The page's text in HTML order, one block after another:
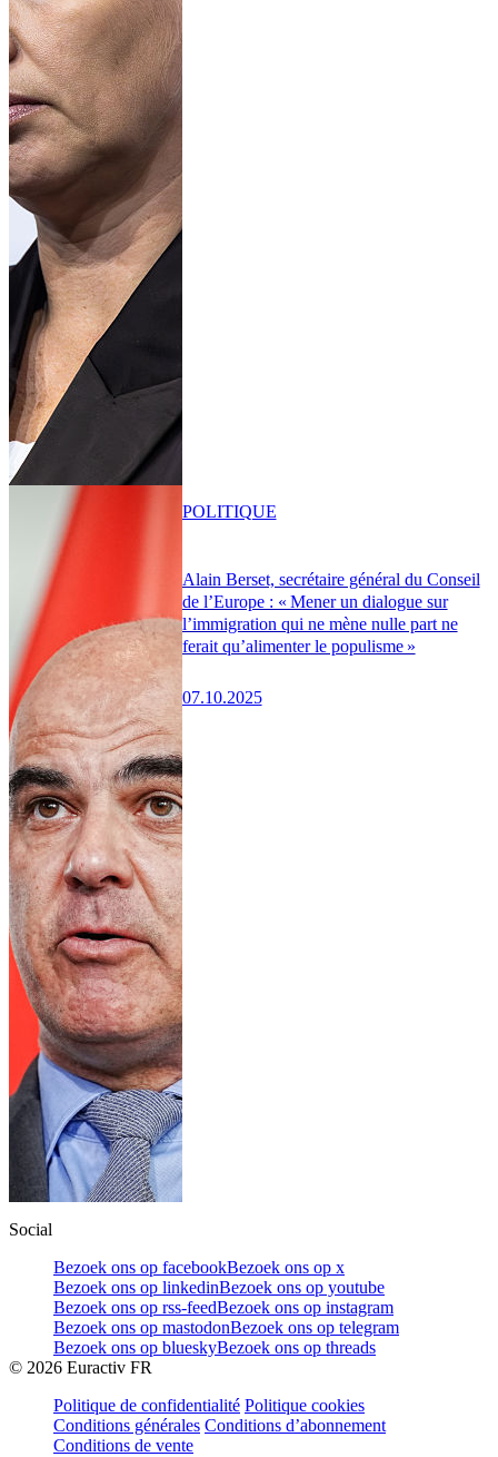
Alain Berset, secrétaire général du Conseil
de l’Europe : « Mener un dialogue sur
l’immigration qui ne mène nulle part ne
ferait qu’alimenter le populisme »
07.10.2025
POLITIQUE
Social
Bezoek ons op facebookBezoek ons op x
Bezoek ons op linkedinBezoek ons op youtube
Bezoek ons op rss-feedBezoek ons op instagram
Bezoek ons op mastodonBezoek ons op telegram
Bezoek ons op blueskyBezoek ons op threads
© 2026 Euractiv FR
Politique de confidentialité Politique cookies
Conditions générales Conditions d’abonnement
Conditions de vente